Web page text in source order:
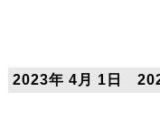
2023年 4月 1日